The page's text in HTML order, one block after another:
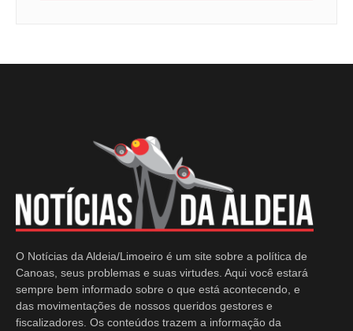
O Notícias da Aldeia/Limoeiro é um site sobre a política de
Canoas, seus problemas e suas virtudes. Aqui você estará
sempre bem informado sobre o que está acontecendo, e
das movimentações de nossos queridos gestores e
fiscalizadores. Os conteúdos trazem a informação da